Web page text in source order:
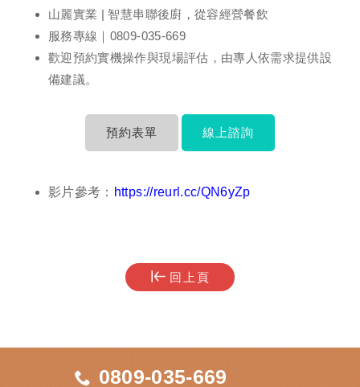
山麗實業 | 智慧串聯後廚，從容經營餐飲
服務專線｜0809-035-669
歡迎預約實機操作與現場評估，由專人依需求提供設
備建議。
預約表單 線上諮詢
影片參考： https://reurl.cc/QN6yZp
回上頁
0809-035-669